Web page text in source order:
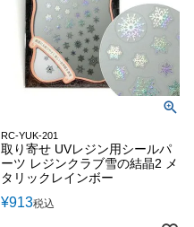
RC-YUK-201
取り寄せ UVレジン用シールパ
ーツ レジンクラブ雪の結晶2 メ
タリックレインボー
¥913税込